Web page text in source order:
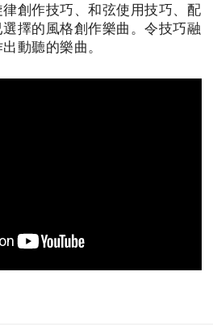
創作技巧、和弦使用技巧、配
擇的風格創作樂曲。令技巧融
動聽的樂曲。